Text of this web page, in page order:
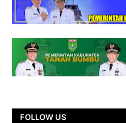
FOLLOW US